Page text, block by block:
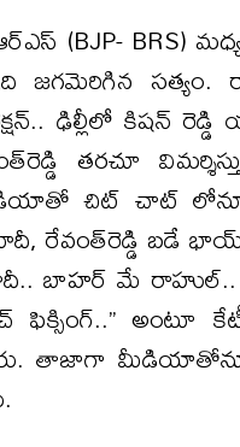
(BJP- BRS)
జగమెరిగిన సత్యం.
ఢిల్లీలో కిషన్ రెడ్డి
తరచూ
చిట్ చాట్
రేవంత్‌రెడ్డి బడే
బాహర్ మే రాహుల్..
అంటూ
తాజాగా మీడియాతోనూ